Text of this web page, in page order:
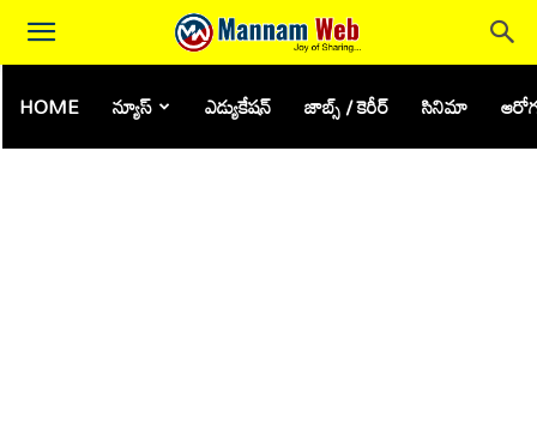
HOME న్యూస్ ఎడ్యుకేషన్ జాబ్స్ / కెరీర్ సినిమా